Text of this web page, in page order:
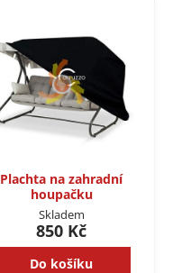
Plachta na zahradní
houpačku
Skladem
850 Kč
Do košíku